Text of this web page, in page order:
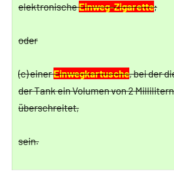
elektronischeEinweg-Zigarette;
oder
(c) einerEinwegkartusche, bei der
der Tank ein Volumen von 2
überschreitet,
sein.